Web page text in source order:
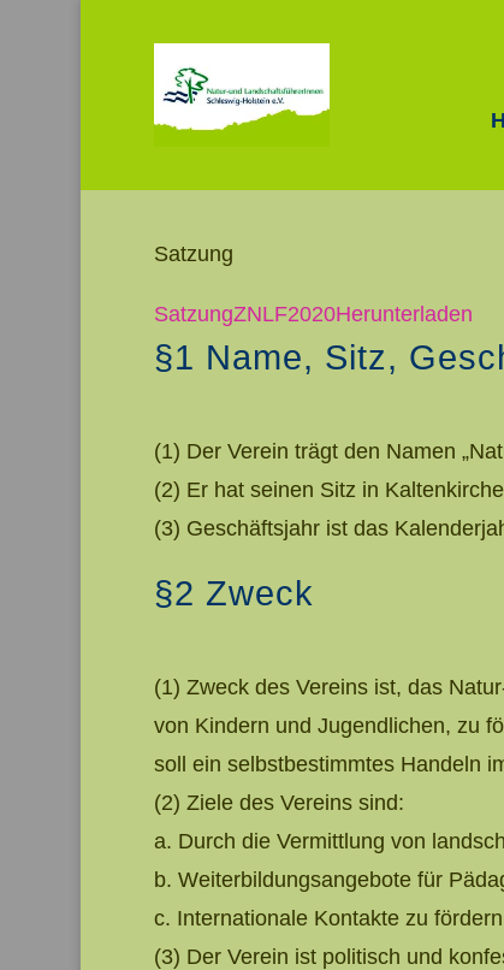
Satzung
SatzungZNLF2020Herunterladen
§1 Name, Sitz,
(1) Der Verein trägt den Namen
(2) Er hat seinen Sitz in
(3) Geschäftsjahr ist das
§2 Zweck
(1) Zweck des Vereins ist, das
von Kindern und Jugendlichen, zu
soll ein selbstbestimmtes Handeln
(2) Ziele des Vereins sind:
a. Durch die Vermittlung von
b. Weiterbildungsangebote für
c. Internationale Kontakte zu
(3) Der Verein ist politisch und